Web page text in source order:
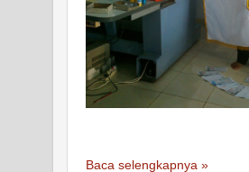
Baca selengkapnya »